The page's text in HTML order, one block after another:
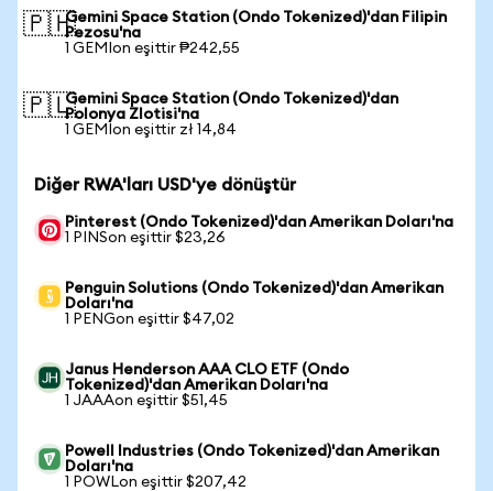
🇵🇭Gemini Space Station (Ondo Tokenized)'dan Filipin
Pezosu'na
1 GEMIon eşittir ₱242,55
🇵🇱Gemini Space Station (Ondo Tokenized)'dan
Polonya Zlotisi'na
1 GEMIon eşittir zł 14,84
Diğer RWA'ları USD'ye dönüştür
Pinterest (Ondo Tokenized)'dan Amerikan Doları'na
1 PINSon eşittir $23,26
Penguin Solutions (Ondo Tokenized)'dan Amerikan
Doları'na
1 PENGon eşittir $47,02
Janus Henderson AAA CLO ETF (Ondo
Tokenized)'dan Amerikan Doları'na
1 JAAAon eşittir $51,45
Powell Industries (Ondo Tokenized)'dan Amerikan
Doları'na
1 POWLon eşittir $207,42